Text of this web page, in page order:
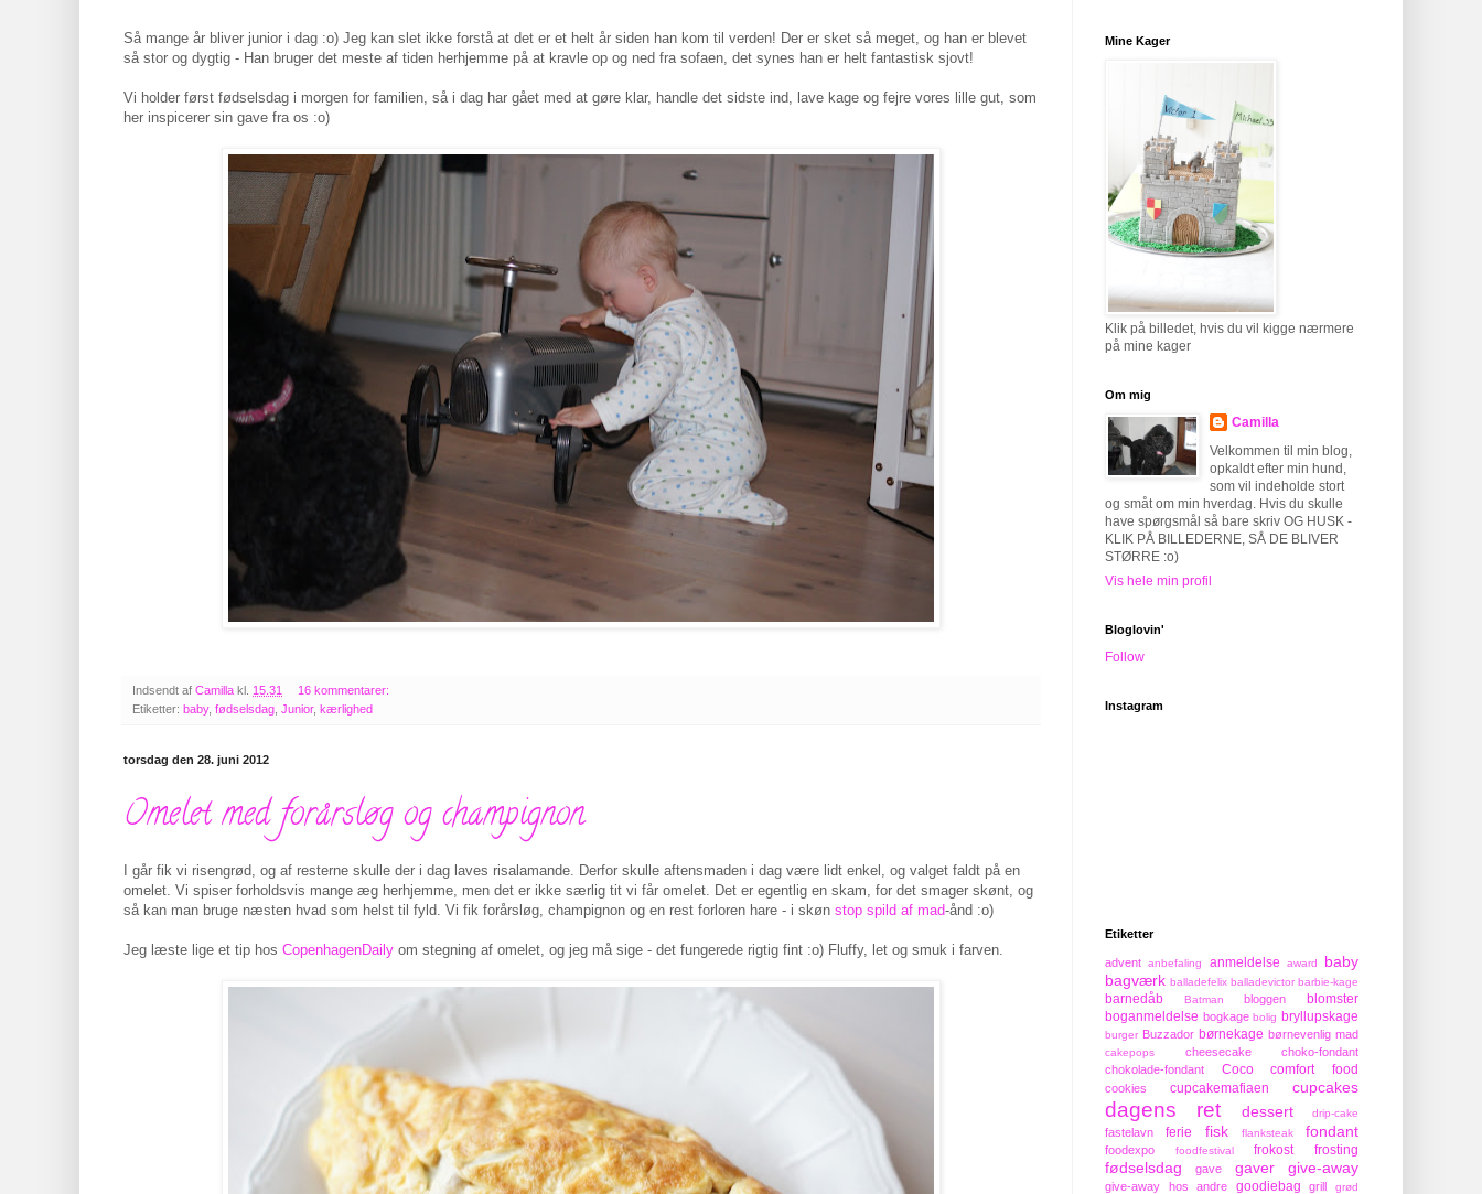
Så mange år bliver junior i dag :o) Jeg kan slet ikke forstå at det er et helt år siden han kom til verden! Der er sket så meget, og han er blevet
så stor og dygtig - Han bruger det meste af tiden herhjemme på at kravle op og ned fra sofaen, det synes han er helt fantastisk sjovt!
Vi holder først fødselsdag i morgen for familien, så i dag har gået med at gøre klar, handle det sidste ind, lave kage og fejre vores lille gut, som
her inspicerer sin gave fra os :o)
Indsendt af Camilla kl. 15.31
16 kommentarer:
Etiketter: baby, fødselsdag, Junior, kærlighed
torsdag den 28. juni 2012
Omelet med forårsløg og champignon
I går fik vi risengrød, og af resterne skulle der i dag laves risalamande. Derfor skulle aftensmaden i dag være lidt enkel, og valget faldt på en
omelet. Vi spiser forholdsvis mange æg herhjemme, men det er ikke særlig tit vi får omelet. Det er egentlig en skam, for det smager skønt, og
så kan man bruge næsten hvad som helst til fyld. Vi fik forårsløg, champignon og en rest forloren hare - i skøn stop spild af mad-ånd :o)
Jeg læste lige et tip hos CopenhagenDaily om stegning af omelet, og jeg må sige - det fungerede rigtig fint :o) Fluffy, let og smuk i farven.
Mine Kager
Klik på billedet, hvis du vil kigge nærmere
på mine kager
Om mig
Camilla
Velkommen til min blog,
opkaldt efter min hund,
som vil indeholde stort
og småt om min hverdag. Hvis du skulle
have spørgsmål så bare skriv OG HUSK -
KLIK PÅ BILLEDERNE, SÅ DE BLIVER
STØRRE :o)
Vis hele min profil
Bloglovin'
Follow
Instagram
Etiketter
advent anbefaling anmeldelse award
baby
bagværk balladefelix balladevictor barbie-kage
barnedåb Batman bloggen
blomster
boganmeldelse bogkage bolig bryllupskage
burger Buzzador børnekage børnevenlig mad
cakepops cheesecake
choko-fondant
chokolade-fondant
Coco comfort food
cookies cupcakemafiaen cupcakes
dagens ret dessert drip-cake
fastelavn ferie fisk flanksteak fondant
foodexpo foodfestival frokost frosting
fødselsdag gave gaver give-away
give-away hos andre goodiebag grill
grød